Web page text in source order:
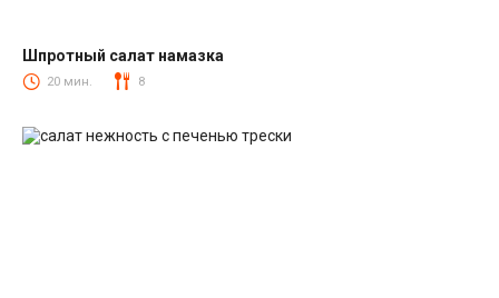
Салаты со шпротами
Шпротный салат намазка
20 мин. 8